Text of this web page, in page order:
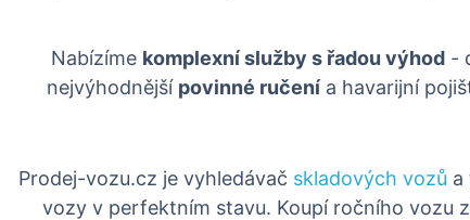
Nabízíme komplexní služby s řadou výhod -
nejvýhodnější povinné ručení a havarijní
Prodej-vozu.cz je vyhledávač skladových vozů a
vozy v perfektním stavu. Koupí ročního vozu